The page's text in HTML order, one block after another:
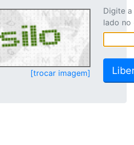
[trocar imagem]
Digite
lado no